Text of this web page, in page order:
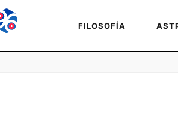
FILOSOFÍA